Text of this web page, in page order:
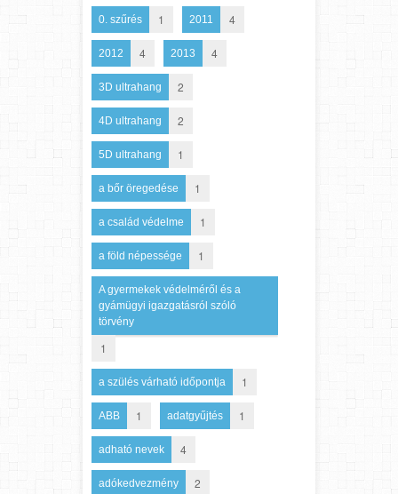
0. szűrés 1 2011 4
2012 4 2013 4
3D ultrahang 2
4D ultrahang 2
5D ultrahang 1
a bőr öregedése 1
a család védelme 1
a föld népessége 1
A gyermekek védelméről és a
gyámügyi igazgatásról szóló
törvény
1
a szülés várható időpontja 1
ABB 1 adatgyűjtés 1
adható nevek 4
adókedvezmény 2